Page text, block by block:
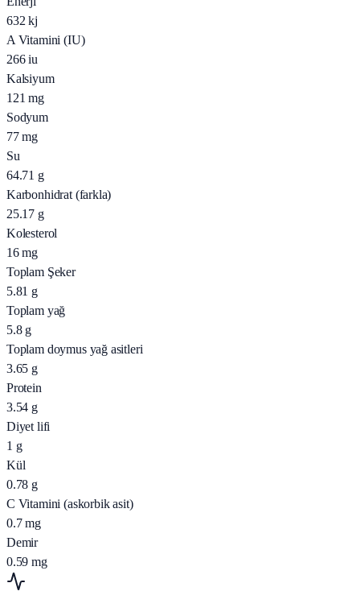
632 kj
A Vitamini (IU)
266 iu
Kalsiyum
121 mg
Sodyum
77 mg
Su
64.71 g
Karbonhidrat (farkla)
25.17 g
Kolesterol
16 mg
Toplam Şeker
5.81 g
Toplam yağ
5.8 g
Toplam doymus yağ asitleri
3.65 g
Protein
3.54 g
Diyet lifi
1 g
Kül
0.78 g
C Vitamini (askorbik asit)
0.7 mg
Demir
0.59 mg